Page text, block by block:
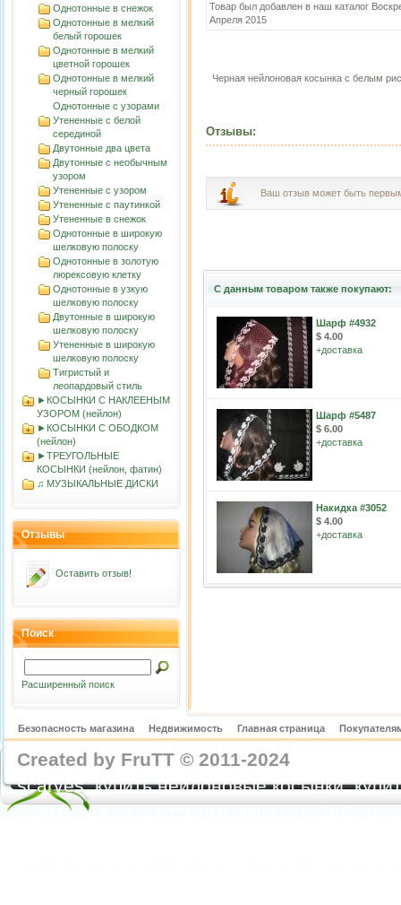
Однотонные в снежок
Однотонные в мелкий
белый горошек
Однотонные в мелкий
цветной горошек
Однотонные в мелкий
черный горошек
Однотонные с узорами
Утененные с белой
серединой
Двутонные два цвета
Двутонные с необычным
узором
Утененные с узором
Утененные с паутинкой
Утененные в снежок
Однотонные в широкую
шелковую полоску
Однотонные в золотую
люрексовую клетку
Однотонные в узкую
шелковую полоску
Двутонные в широкую
шелковую полоску
Утененные в широкую
шелковую полоску
Тигристый и
леопардовый стиль
►КОСЫНКИ С НАКЛЕЕНЫМ
УЗОРОМ (нейлон)
►КОСЫНКИ С ОБОДКОМ
(нейлон)
►ТРЕУГОЛЬНЫЕ
КОСЫНКИ (нейлон, фатин)
♫ МУЗЫКАЛЬНЫЕ ДИСКИ
Отзывы
Оставить отзыв!
Поиск
Расширенный поиск
Товар был добавлен в наш каталог
Апреля 2015
Черная нейлоновая косынка с белым
Отзывы:
Ваш отзыв может быть
С данным товаром также покупают:
Шарф #4932
$ 4.00
+доставка
Шарф #5487
$ 6.00
+доставка
Накидка #3052
$ 4.00
+доставка
Безопасность магазина Недвижимость Главная страница
Created by FruTT © 2011-2024
scarves, купить нейлоновые косынки,
купить газовые косынки, купить